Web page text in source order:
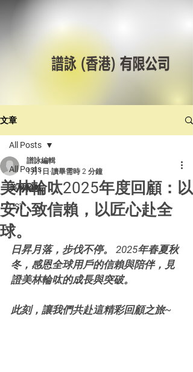
文章
All Posts
美林輪呔
CST
All Posts
美林輪呔2025年度回顧：以
安心致信賴，以匠心赴全
球。
譜詠編輯
1月1日 讀畢需時 2 分鐘
日昇月落，步伐不停。 2025年春夏秋
冬，感恩全球用戶的信賴與陪伴，見
證美林輪呔的成長與突破。
此刻，讓我們共赴這精彩回顧之旅~